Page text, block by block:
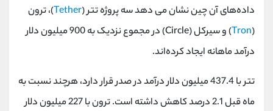
داده‌های آن چین نشان می دهد سه پروژه‌ تتر (Tether)، ترون
(
Tron
) و سیرکل (Circle) در مجموع نزدیک به 900 میلیون دلار
درآمد ماهانه ایجاد کرده‌اند.
تتر با 437.4 میلیون دلار درآمد در صدر قرار دارد، هرچند نسبت به
ماه قبل 2.1 درصد کاهش داشته است. ترون با 227 میلیون دلار
تلفن 021-22021030
بدون پیش شماره 90001030
اینستاگرام
کانال بله @alirezamehrabi_official